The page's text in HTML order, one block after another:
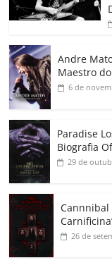
k
Andre
Maestro
6 de
Paradise
Biografia
29 de
Cannnibal
26 de